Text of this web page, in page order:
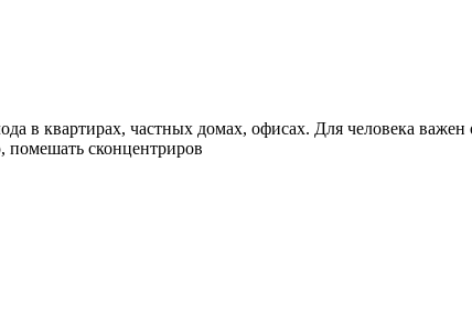
в квартирах, частных домах, офисах. Для человека
сконцентриров